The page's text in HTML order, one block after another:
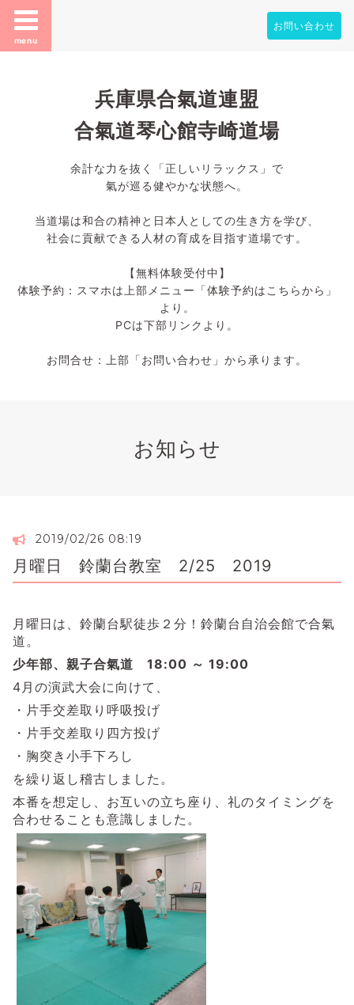
menu
お問い合わせ
兵庫県合氣道連盟
合氣道琴心館寺崎道場
余計な力を抜く「正しいリラックス」で
氣が巡る健やかな状態へ。
当道場は和合の精神と日本人としての生き方を学び、
社会に貢献できる人材の育成を目指す道場です。
【無料体験受付中】
体験予約：スマホは上部メニュー「体験予約はこちらから」
より。
PCは下部リンクより。
お問合せ：上部「お問い合わせ」から承ります。
お知らせ
2019/02/26 08:19
月曜日 鈴蘭台教室 2/25 2019
月曜日は、鈴蘭台駅徒歩２分！鈴蘭台自治会館で合氣
道。
少年部、親子合氣道 18:00 ～ 19:00
4月の演武大会に向けて、
・片手交差取り呼吸投げ
・片手交差取り四方投げ
・胸突き小手下ろし
を繰り返し稽古しました。
本番を想定し、お互いの立ち座り、礼のタイミングを
合わせることも意識しました。